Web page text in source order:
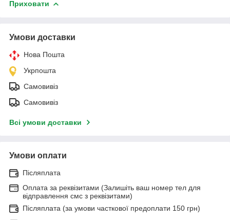
Приховати
Умови доставки
Нова Пошта
Укрпошта
Самовивіз
Самовивіз
Всі умови доставки
Умови оплати
Післяплата
Оплата за реквізитами (Залишіть ваш номер тел для
відправлення смс з реквізитами)
Післяплата (за умови часткової предоплати 150 грн)